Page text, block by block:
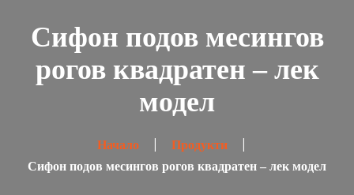
Сифон подов месингов
рогов квадратен – лек
модел
Начало
Продукти
Сифон подов месингов рогов квадратен – лек модел